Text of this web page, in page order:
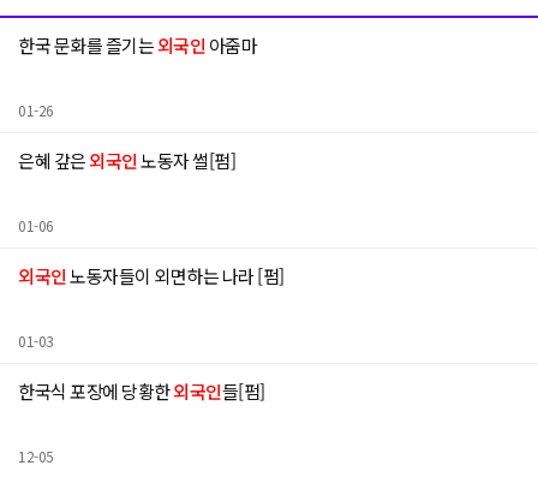
한국 문화를 즐기는외국인 아줌마
01-26
은혜 갚은외국인노동자 썰[펌]
01-06
외국인노동자들이 외면하는 나라 [펌]
01-03
한국식 포장에 당황한외국인들[펌]
12-05